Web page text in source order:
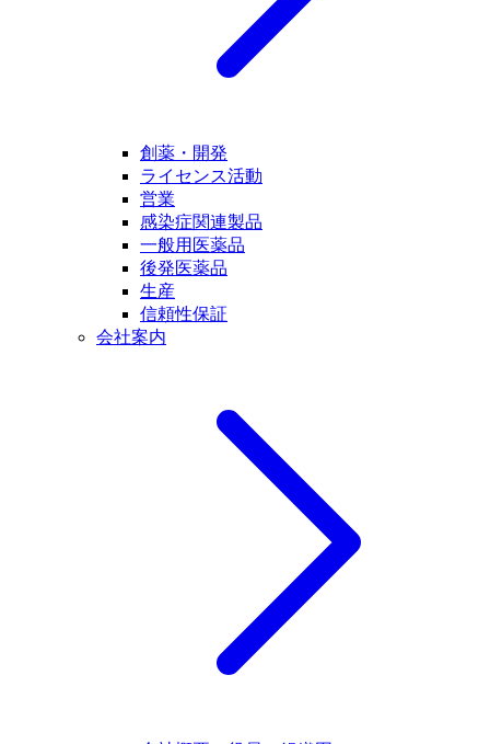
創薬・開発
ライセンス活動
営業
感染症関連製品
一般用医薬品
後発医薬品
生産
信頼性保証
会社案内